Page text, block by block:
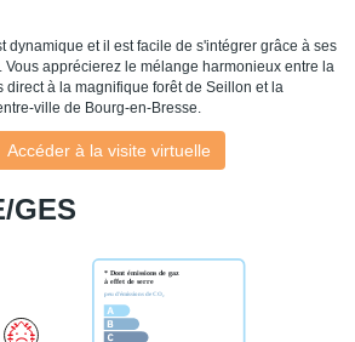
dynamique et il est facile de s'intégrer grâce à ses
apprécierez le mélange harmonieux entre la
direct à la magnifique forêt de Seillon et la
ville de Bourg-en-Bresse.
Accéder à la visite virtuelle
GES